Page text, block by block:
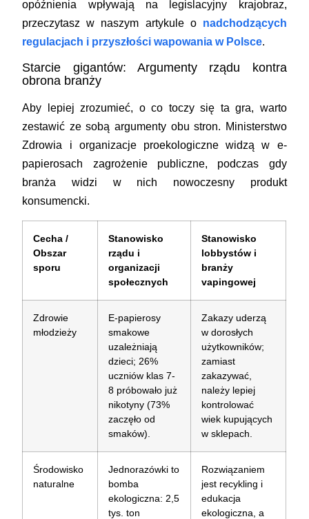
opóźnienia wpływają na legislacyjny krajobraz,
przeczytasz w naszym artykule o nadchodzących
regulacjach i przyszłości wapowania w Polsce.
Starcie gigantów: Argumenty rządu kontra
obrona branży
Aby lepiej zrozumieć, o co toczy się ta gra, warto
zestawić ze sobą argumenty obu stron. Ministerstwo
Zdrowia i organizacje proekologiczne widzą w e-
papierosach zagrożenie publiczne, podczas gdy
branża widzi w nich nowoczesny produkt
konsumencki.
Cecha /
Obszar
sporu
Stanowisko
rządu i
organizacji
społecznych
Stanowisko
lobbystów i
branży
vapingowej
Zdrowie
młodzieży
E-papierosy
smakowe
uzależniają
dzieci; 26%
uczniów klas 7-
8 próbowało już
nikotyny (73%
zaczęło od
smaków).
Zakazy uderzą
w dorosłych
użytkowników;
zamiast
zakazywać,
należy lepiej
kontrolować
wiek kupujących
w sklepach.
Środowisko
naturalne
Jednorazówki to
bomba
ekologiczna: 2,5
tys. ton
Rozwiązaniem
jest recykling i
edukacja
ekologiczna, a